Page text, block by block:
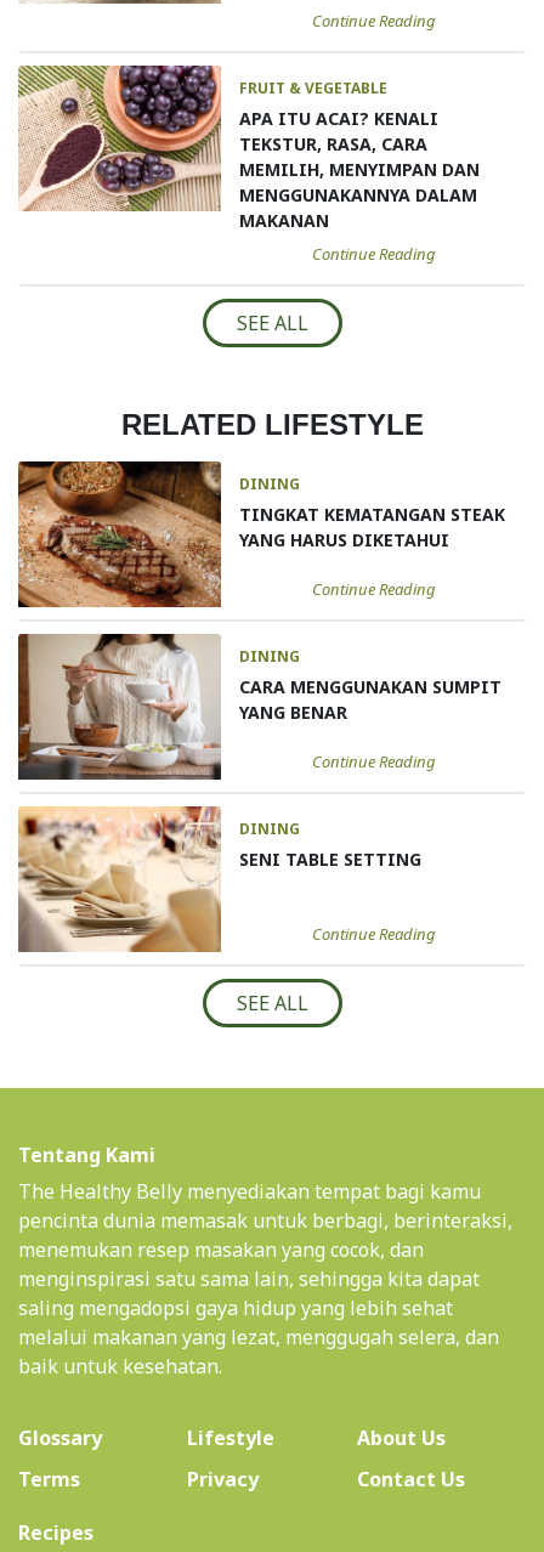
Continue Reading
FRUIT & VEGETABLE
APA ITU ACAI? KENALI
TEKSTUR, RASA, CARA
MEMILIH, MENYIMPAN DAN
MENGGUNAKANNYA DALAM
MAKANAN
Continue Reading
SEE ALL
RELATED LIFESTYLE
DINING
TINGKAT KEMATANGAN STEAK
YANG HARUS DIKETAHUI
Continue Reading
DINING
CARA MENGGUNAKAN SUMPIT
YANG BENAR
Continue Reading
DINING
SENI TABLE SETTING
Continue Reading
SEE ALL
Tentang Kami
The Healthy Belly menyediakan tempat bagi kamu
pencinta dunia memasak untuk berbagi, berinteraksi,
menemukan resep masakan yang cocok, dan
menginspirasi satu sama lain, sehingga kita dapat
saling mengadopsi gaya hidup yang lebih sehat
melalui makanan yang lezat, menggugah selera, dan
baik untuk kesehatan.
Glossary Lifestyle About Us(current)
Terms
Privacy
Contact Us
Recipes(current)